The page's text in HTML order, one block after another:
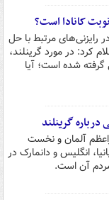
کانادا است؟
رایزنی‌های مرتبط با حل
کرد: در مورد گرینلند،
شده است؛ آیا
درباره گرینلند
آلمان و نخست
انگلیس و دانمارک در
مردم آن است.